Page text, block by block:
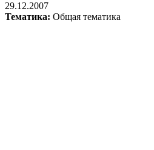
29.12.2007
Тематика: Общая тематика